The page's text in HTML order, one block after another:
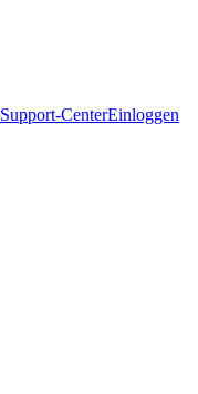
Support-CenterEinloggen